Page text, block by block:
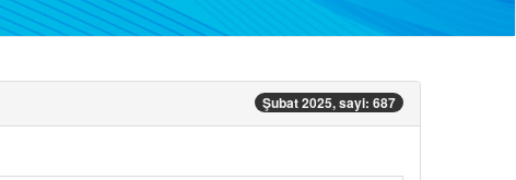
Şubat 2025, sayi: 687